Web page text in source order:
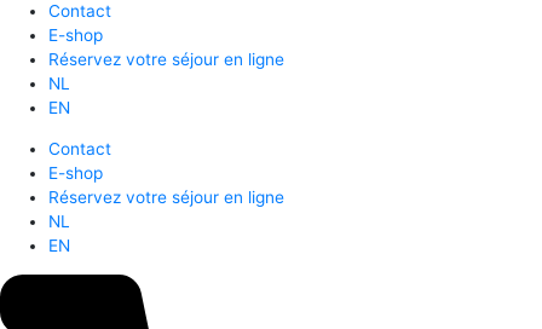
Contact
E-shop
Réservez votre séjour en ligne
NL
EN
Contact
E-shop
Réservez votre séjour en ligne
NL
EN